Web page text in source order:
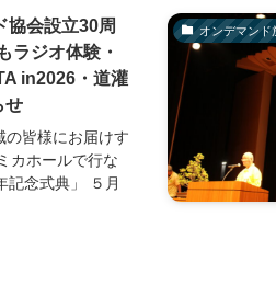
オンデマンド
協会設立30周
ジオ体験・
in2026・道灌
せ
の皆様にお届けす
カホールで行な
記念式典」 ５月